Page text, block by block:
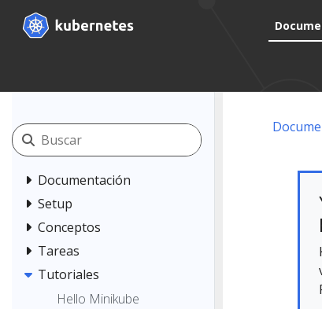
Documentación
Setup
Conceptos
Tareas
Tutoriales
Hello Minikube